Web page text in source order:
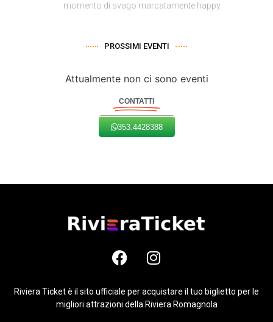
momento di svago marcatamente happy.
PROSSIMI EVENTI
Attualmente non ci sono eventi
CONTATTI
353.4428388
Riviera Ticket è il sito ufficiale per acquistare il tuo biglietto per le
migliori attrazioni della Riviera Romagnola